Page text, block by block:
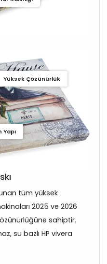
Yüksek Çözünürlük
tüm yüksek
2025 ve 2026
sahiptir.
su bazlı HP vivera